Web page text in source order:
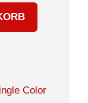
Color